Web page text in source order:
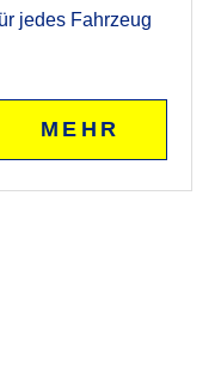
jedes Fahrzeug
MEHR